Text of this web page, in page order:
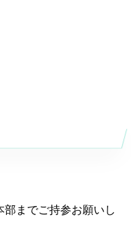
までご持参お願いし